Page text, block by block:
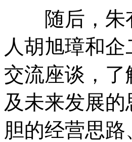
随后，朱有
人胡旭璋和
交流座谈，
及未来发展
胆的经营思